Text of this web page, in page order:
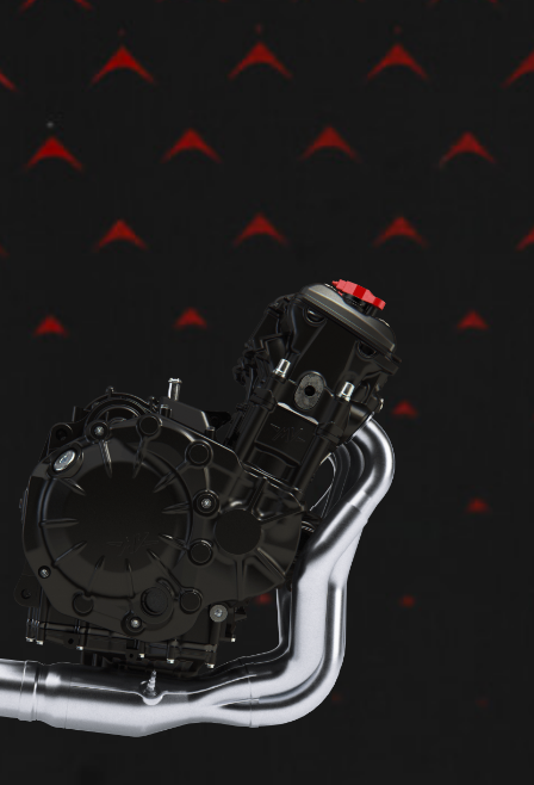
BEKLEIDUNG
Zeigen Sie, was Sie fahren